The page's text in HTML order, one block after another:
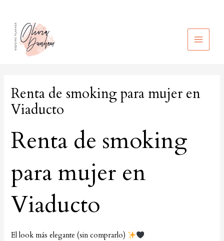
contenido
MAIN
Renta de smoking para mujer en
Viaducto
Renta de smoking
para mujer en
Viaducto
El look más elegante (sin comprarlo)